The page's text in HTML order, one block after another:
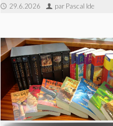
29.6.2026 par Pascal Ide